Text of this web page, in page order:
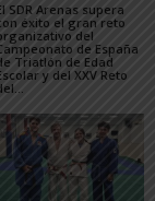
SDR Arenas supera
éxito el gran reto
del
de España
Triatlón de Edad
y del XXV Reto